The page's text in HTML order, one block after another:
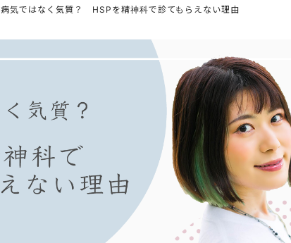
病気ではなく気質？ HSPを精神科で診てもらえない理由